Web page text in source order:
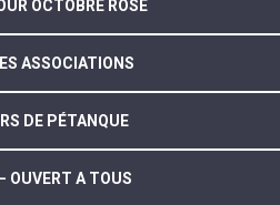
OCTOBRE ROSE
ASSOCIATIONS
DE PÉTANQUE
OUVERT A TOUS